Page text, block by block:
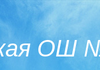
ОШ